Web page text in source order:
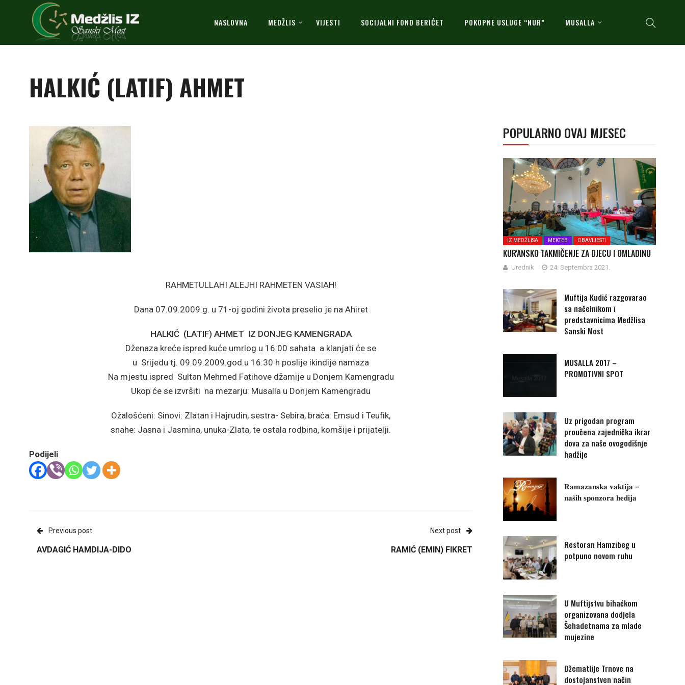
NASLOVNA MEDŽLIS VIJESTI SOCIJALNI FOND BERIĆET POKOPNE USLUGE “NUR” MUSALLA
HALKIĆ (LATIF) AHMET
RAHMETULLAHI ALEJHI RAHMETEN VASIAH!
Dana 07.09.2009.g. u 71-oj godini života preselio je na Ahiret
HALKIĆ (LATIF) AHMET IZ DONJEG KAMENGRADA
Dženaza kreće ispred kuće umrlog u 16:00 sahata a klanjati će se
u Srijedu tj. 09.09.2009.god.u 16:30 h poslije ikindije namaza
Na mjestu ispred Sultan Mehmed Fatihove džamije u Donjem Kamengradu
Ukop će se izvršiti na mezarju: Musalla u Donjem Kamengradu
Ožalošćeni: Sinovi: Zlatan i Hajrudin, sestra- Sebira, braća: Emsud i Teufik,
snahe: Jasna i Jasmina, unuka-Zlata, te ostala rodbina, komšije i prijatelji.
Podijeli
Previous post
AVDAGIĆ HAMDIJA-DIDO
Next post
RAMIĆ (EMIN) FIKRET
POPULARNO OVAJ MJESEC
IZ MEDŽLISA MEKTEB OBAVIJESTI
KUR'ANSKO TAKMIČENJE ZA DJECU I OMLADINU
Urednik 24. Septembra 2021.
Muftija Kudić razgovarao
sa načelnikom i
predstavnicima Medžlisa
Sanski Most
MUSALLA 2017 –
PROMOTIVNI SPOT
Uz prigodan program
proučena zajednička ikrar
dova za naše ovogodišnje
hadžije
𝐑𝐚𝐦𝐚𝐳𝐚𝐧𝐬𝐤𝐚 𝐯𝐚𝐤𝐭𝐢𝐣𝐚 –
𝐧𝐚𝐬̌𝐢𝐡 𝐬𝐩𝐨𝐧𝐳𝐨𝐫𝐚 𝐡𝐞𝐝𝐢𝐣𝐚
Restoran Hamzibeg u
potpuno novom ruhu
U Muftijstvu bihaćkom
organizovana dodjela
Šehadetnama za mlade
mujezine
Džematlije Trnove na
dostojanstven način